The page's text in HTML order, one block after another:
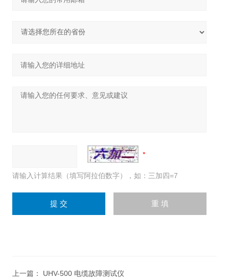
请输入计算结果（填写阿拉伯数字），如：三加四=7
上一篇： UHV-500 电缆故障测试仪